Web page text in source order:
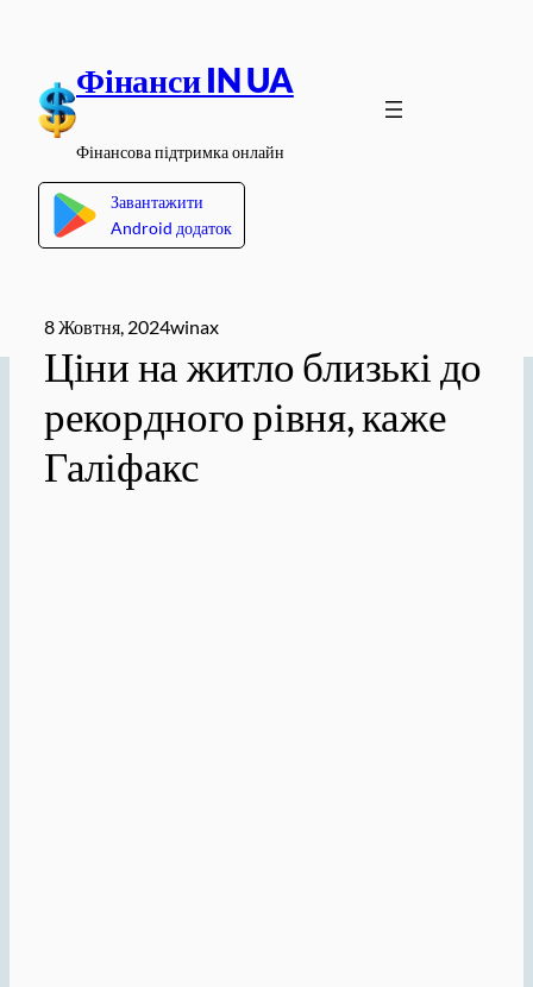
вмісту
Фінанси IN UA
Фінансова підтримка онлайн
Завантажити
Android додаток
8 Жовтня, 2024winax
Ціни на житло близькі до
рекордного рівня, каже
Галіфакс